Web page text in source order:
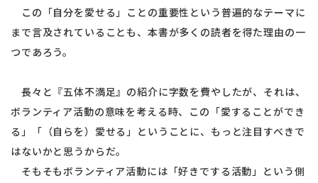
この「自分を愛せる」ことの重要性という普遍的なテーマに
まで言及されていることも、本書が多くの読者を得た理由の一
つであろう。
長々と『五体不満足』の紹介に字数を費やしたが、それは、
ボランティア活動の意味を考える時、この「愛することができ
る」「（自らを）愛せる」ということに、もっと注目すべきで
はないかと思うからだ。
そもそもボランティア活動には「好きでする活動」という側